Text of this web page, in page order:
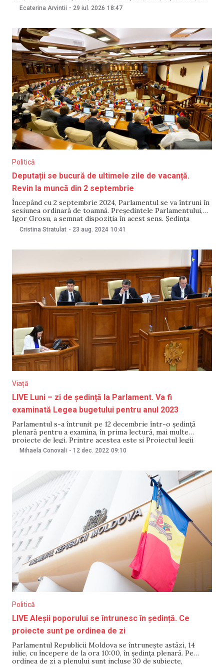
o persoană care ar fi încercat să-l înșele prin telefon.
Ecaterina Arvintii - 29 iul. 2026 18:47
Politică
Deputații se bucură de ultimele zile de vacanță.
Revin la muncă din 2 septembrie
Începând cu 2 septembrie 2024, Parlamentul se va întruni în
sesiunea ordinară de toamnă. Președintele Parlamentului,
Igor Grosu, a semnat dispoziția în acest sens. Ședința
plenară a Parlamentului va fi convocată la propunerea
Biroului permanent, care va stabili și ordinea de zi. Conform
Cristina Stratulat - 23 aug. 2024 10:41
Viață
LIVE Luni – zi de ședință la Parlament. Va fi
examinată Legea bugetului pentru anul 2023
Parlamentul s-a întrunit pe 12 decembrie într-o ședință
plenară pentru a examina, în prima lectură, mai multe
proiecte de legi. Printre acestea este și Proiectul legii
bugetului de stat pentru anul 2023. Deputații vor examina în
Mihaela Conovali - 12 dec. 2022 09:10
Politică
LIVE Aleșii poporului se întrunesc în ședință. Ce
proiecte sunt pe ordinea de zi
Parlamentul Republicii Moldova se întrunește astăzi, 14
iulie, cu începere de la ora 10:00, în ședința plenară. Pe
ordinea de zi a plenului sunt incluse 30 de subiecte,